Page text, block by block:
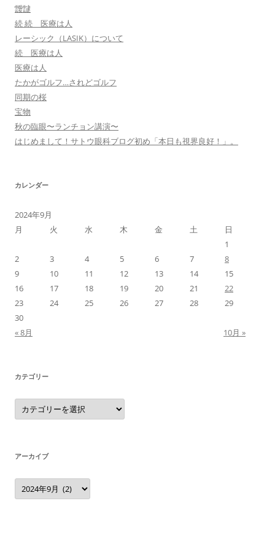
靉靆
続 続 医療は人
レーシック（LASIK）について
続 医療は人
医療は人
たかがゴルフ…されどゴルフ
同期の桜
宝物
秋の臨眼〜ランチョン講演〜
はじめまして！サトウ眼科ブログ初め「本日も視界良好！」。
カレンダー
2024年9月
月
火 水 木 金 土
日
1
2
3 4 5 6 7
8
9
10 11 12 13 14
15
16
17 18 19 20 21
22
23
24 25 26 27 28
29
30
« 8月
10月 »
カテゴリー
カ
テ
ゴ
アーカイブ
ア
ー
カ